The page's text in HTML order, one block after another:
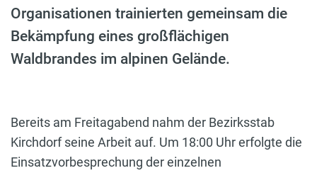
Organisationen trainierten gemeinsam die
Bekämpfung eines großflächigen
Waldbrandes im alpinen Gelände.
Bereits am Freitagabend nahm der Bezirksstab
Kirchdorf seine Arbeit auf. Um 18:00 Uhr erfolgte die
Einsatzvorbesprechung der einzelnen